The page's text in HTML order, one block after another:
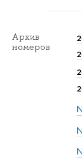
Архив
номеров